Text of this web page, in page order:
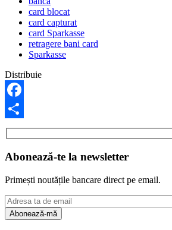
card blocat
card capturat
card Sparkasse
retragere bani card
Sparkasse
Distribuie
Facebook
Share
Abonează-te la newsletter
Primești noutățile bancare direct pe email.